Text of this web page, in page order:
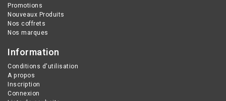
Promotions
Nouveaux Produits
Nos coffrets
Nos marques
Information
Conditions d'utilisation
A propos
Inscription
Connexion